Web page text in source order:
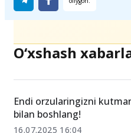
Ulashing
O‘xshash xabarlar